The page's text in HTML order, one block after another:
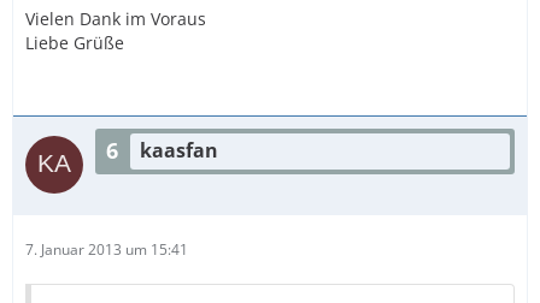
Vielen Dank im Voraus
Liebe Grüße
6 kaasfan
7. Januar 2013 um 15:41